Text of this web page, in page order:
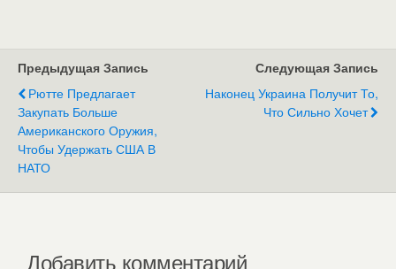
Предыдущая Запись
Рютте Предлагает
Закупать Больше
Американского Оружия,
Чтобы Удержать США В
НАТО
Следующая Запись
Наконец Украина Получит То,
Что Сильно Хочет
Добавить комментарий